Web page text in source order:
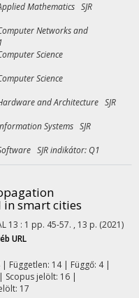
Mathematics SJR
Networks and
Science
Science
and Architecture SJR
Systems SJR
SJR indikátor: Q1
smart cities
13 : 1 pp. 45-57. , 13 p. (2021)
URL
| Független: 14 | Függő: 4 |
Scopus jelölt: 16 |
17